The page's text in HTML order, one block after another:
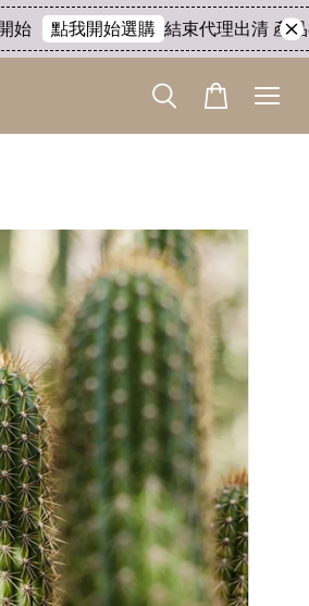
點我開始選購 結束代理出清 產品